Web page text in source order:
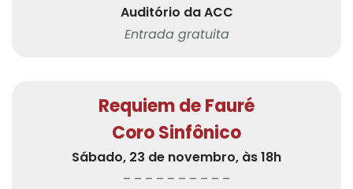
Auditório da ACC
Entrada gratuita
Requiem de Fauré
Coro Sinfônico
Sábado, 23 de novembro, às 18h
– – – – – – – – – –